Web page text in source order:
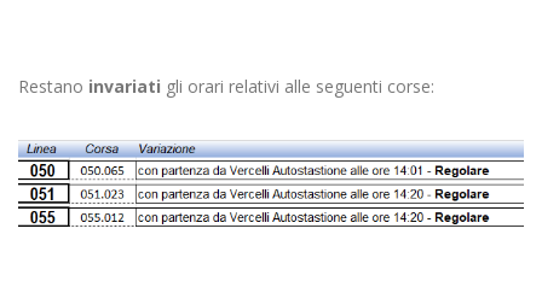
Restano invariati gli orari relativi alle seguenti corse: